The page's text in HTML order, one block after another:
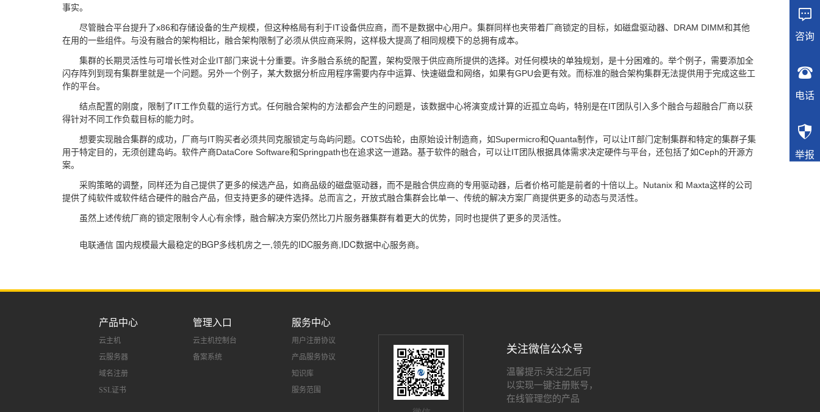
事实。
尽管融合平台提升了x86和存储设备的生产规模，但这种格局有利于IT设备供应商，而不是数据中心用户。集群同样也夹带着厂商锁定的目标，如磁盘驱动器、DRAM DIMM和其他
在用的一些组件。与没有融合的架构相比，融合架构限制了必须从供应商采购，这样极大提高了相同规模下的总拥有成本。
集群的长期灵活性与可增长性对企业IT部门来说十分重要。许多融合系统的配置，架构受限于供应商所提供的选择。对任何模块的单独规划，是十分困难的。举个例子，需要添加全
闪存阵列到现有集群里就是一个问题。另外一个例子，某大数据分析应用程序需要内存中运算、快速磁盘和网络，如果有GPU会更有效。而标准的融合架构集群无法提供用于完成这些工
作的平台。
结点配置的刚度，限制了IT工作负载的运行方式。任何融合架构的方法都会产生的问题是，该数据中心将演变成计算的近孤立岛屿，特别是在IT团队引入多个融合与超融合厂商以获
得针对不同工作负载目标的能力时。
想要实现融合集群的成功，厂商与IT购买者必须共同克服锁定与岛屿问题。COTS齿轮，由原始设计制造商，如Supermicro和Quanta制作，可以让IT部门定制集群和特定的集群子集
用于特定目的，无须创建岛屿。软件产商DataCore Software和Springpath也在追求这一道路。基于软件的融合，可以让IT团队根据具体需求决定硬件与平台，还包括了如Ceph的开源方
案。
采购策略的调整，同样还为自己提供了更多的候选产品，如商品级的磁盘驱动器，而不是融合供应商的专用驱动器，后者价格可能是前者的十倍以上。Nutanix 和 Maxta这样的公司
提供了纯软件或软件结合硬件的融合产品，但支持更多的硬件选择。总而言之，开放式融合集群会比单一、传统的解决方案厂商提供更多的动态与灵活性。
虽然上述传统厂商的锁定限制令人心有余悸，融合解决方案仍然比刀片服务器集群有着更大的优势，同时也提供了更多的灵活性。
电联通信 国内规模最大最稳定的BGP多线机房之一,领先的IDC服务商,IDC数据中心服务商。
产品中心
云主机
云服务器
域名注册
SSL证书
管理入口
云主机控制台
备案系统
服务中心
用户注册协议
产品服务协议
知识库
服务范围
关注微信公众号
温馨提示:关注之后可
以实现一键注册账号，
在线管理您的产品

咨询

电话

举报